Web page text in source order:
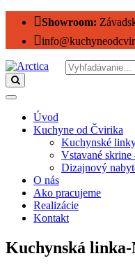
Showroom:
Úvod
Kuchyne od Čvirika
Kuchynské
Vstavané skrine
Dizajnový
O nás
Ako pracujeme
Realizácie
Kontakt
Kuchynská